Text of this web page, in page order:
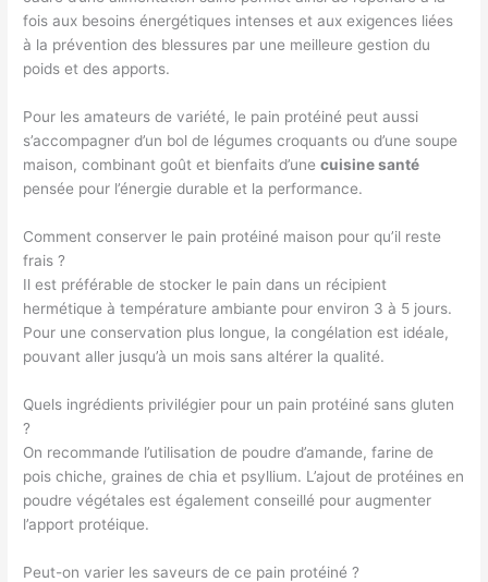
fois aux besoins énergétiques intenses et aux exigences liées
à la prévention des blessures par une meilleure gestion du
poids et des apports.
Pour les amateurs de variété, le pain protéiné peut aussi
s’accompagner d’un bol de légumes croquants ou d’une soupe
maison, combinant goût et bienfaits d’unecuisine santé
pensée pour l’énergie durable et la performance.
Comment conserver le pain protéiné maison pour qu’il reste
frais ?
Il est préférable de stocker le pain dans un récipient
hermétique à température ambiante pour environ 3 à 5 jours.
Pour une conservation plus longue, la congélation est idéale,
pouvant aller jusqu’à un mois sans altérer la qualité.
Quels ingrédients privilégier pour un pain protéiné sans gluten
?
On recommande l’utilisation de poudre d’amande, farine de
pois chiche, graines de chia et psyllium. L’ajout de protéines en
poudre végétales est également conseillé pour augmenter
l’apport protéique.
Peut-on varier les saveurs de ce pain protéiné ?